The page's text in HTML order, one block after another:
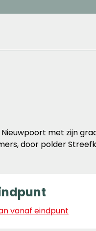
met zijn
door polder
vanaf eindpunt